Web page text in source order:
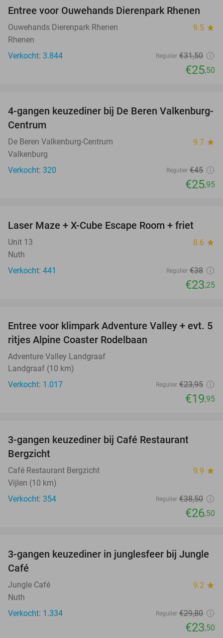
19%
Entree voor Ouwehands Dierenpark Rhenen
Ouwehands Dierenpark Rhenen 9.5 star
Rhenen
Verkocht: 3.844
Regulier €31,50
€25,50
42%
4-gangen keuzediner bij De Beren Valkenburg-
Centrum
De Beren Valkenburg-Centrum 9.7 star
Valkenburg
Verkocht: 320
Regulier €45
€25,95
39%
Laser Maze + X-Cube Escape Room + friet
Unit 13 8.6 star
Nuth
Verkocht: 441
Regulier €38
€23,25
17%
Entree voor klimpark Adventure Valley + evt. 5
ritjes Alpine Coaster Rodelbaan
Adventure Valley Landgraaf
Landgraaf (10 km)
Verkocht: 1.017
Regulier €23,95
€19,95
3-gangen keuzediner bij Café Restaurant
Bergzicht
Café Restaurant Bergzicht 9.9 star
Vijlen (10 km)
Verkocht: 354
Regulier €38,50
€26,50
21%
3-gangen keuzediner in junglesfeer bij Jungle
Café
Jungle Café 9.2 star
Nuth
Verkocht: 1.334
Regulier €29,80
€23,50